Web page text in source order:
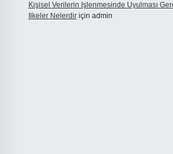
Kişisel Verilerin Işlenmesinde Uyulması
Ilkeler Nelerdiriçin admin